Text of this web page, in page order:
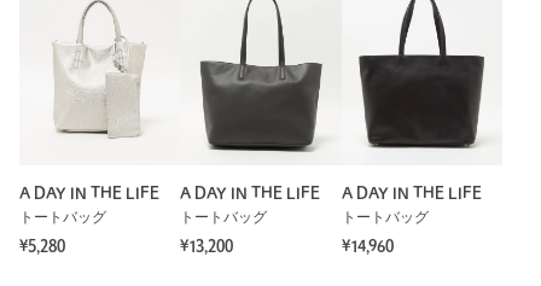
A DAY IN THE LIFE
トートバッグ
¥5,280
A DAY IN THE LIFE
トートバッグ
¥13,200
A DAY IN THE LIFE
トートバッグ
¥14,960